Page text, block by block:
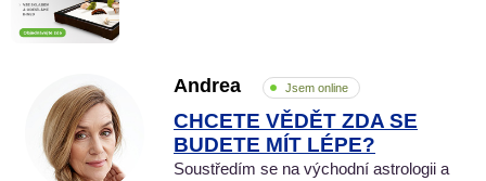
Andrea Jsem online
CHCETE VĚDĚT ZDA SE
BUDETE MÍT LÉPE?
Soustředím se na východní astrologii a